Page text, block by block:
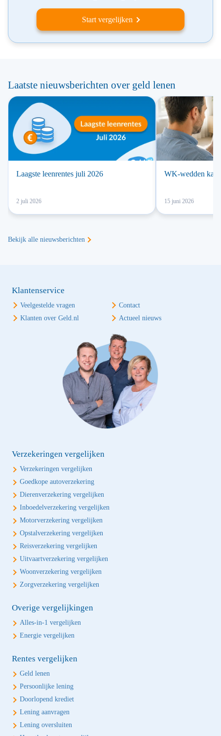
Start vergelijken
Laatste nieuwsberichten over geld lenen
Laagste leenrentes juli 2026
2 juli 2026
WK-wedden kan
15 juni 2026
Bekijk alle nieuwsberichten
Klantenservice
Veelgestelde vragen
Contact
Klanten over Geld.nl
Actueel nieuws
Verzekeringen vergelijken
Verzekeringen vergelijken
Goedkope autoverzekering
Dierenverzekering vergelijken
Inboedelverzekering vergelijken
Motorverzekering vergelijken
Opstalverzekering vergelijken
Reisverzekering vergelijken
Uitvaartverzekering vergelijken
Woonverzekering vergelijken
Zorgverzekering vergelijken
Overige vergelijkingen
Alles-in-1 vergelijken
Energie vergelijken
Rentes vergelijken
Geld lenen
Persoonlijke lening
Doorlopend krediet
Lening aanvragen
Lening oversluiten